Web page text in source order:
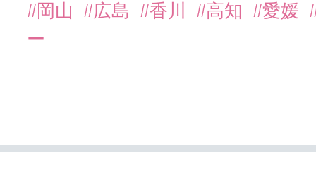
#岡山
#広島 #香川 #高知 #愛媛
ー